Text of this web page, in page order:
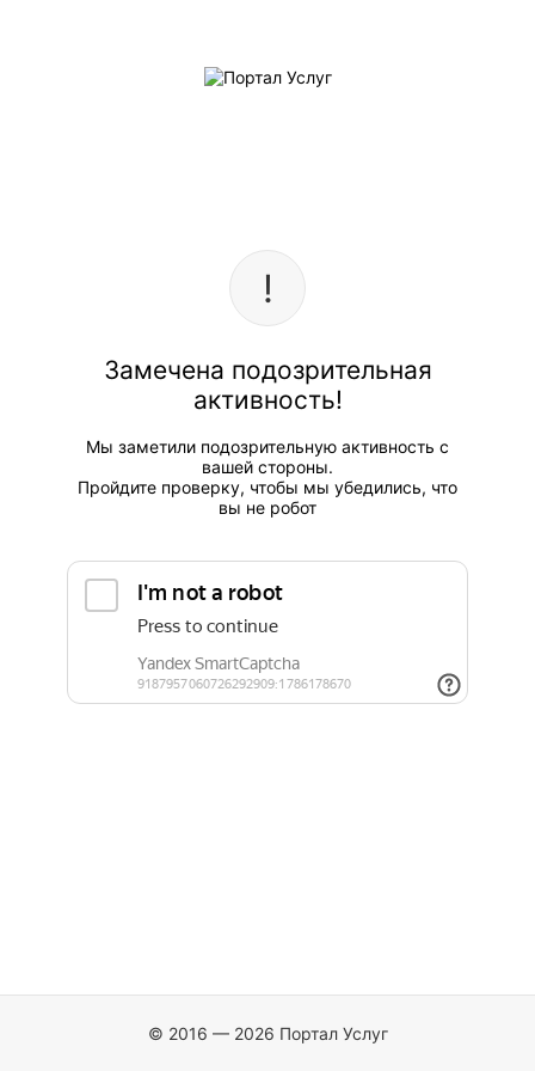
Замечена подозрительная
активность!
Мы заметили подозрительную активность с
вашей стороны.
Пройдите проверку, чтобы мы убедились, что
вы не робот
© 2016 — 2026 Портал Услуг